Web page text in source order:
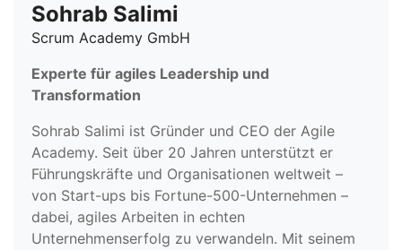
Sohrab Salimi
Scrum Academy GmbH
Experte für agiles Leadership und
Transformation
Sohrab Salimi ist Gründer und CEO der Agile
Academy. Seit über 20 Jahren unterstützt er
Führungskräfte und Organisationen weltweit –
von Start-ups bis Fortune-500-Unternehmen –
dabei, agiles Arbeiten in echten
Unternehmenserfolg zu verwandeln. Mit seinem